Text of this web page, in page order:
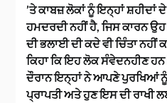
’ਤੇ ਕਾਬਜ਼ ਲੋਕਾਂ ਨੂੰ ਇਨ੍ਹਾਂ ਸ਼ਹੀਦਾਂ
ਹਮਦਰਦੀ ਨਹੀਂ ਹੈ, ਜਿਸ ਕਾਰਨ ਉਹ
ਦੀ ਭਲਾਈ ਦੀ ਕਦੇ ਵੀ ਚਿੰਤਾ
ਕਿਹਾ ਕਿ ਇਹ ਲੋਕ ਸੰਵੇਦਨਹੀਣ
ਦੌਰਾਨ ਇਨ੍ਹਾਂ ਨੇ ਆਪਣੇ ਪੁਰਖਿਆਂ
ਪ੍ਰਾਪਤੀ ਅਤੇ ਹੁਣ ਇਸ ਦੀ ਰਾਖੀ